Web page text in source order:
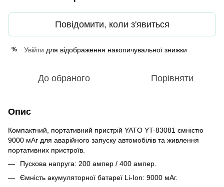
Повідомити, коли з'явиться
% Увійти для відображення накопичувальної знижки
До обраного Порівняти
Опис
Компактний, портативний пристрій YATO YT-83081 ємністю
9000 мАг для аварійного запуску автомобілів та живлення
портативних пристроїв.
Пускова напруга: 200 ампер / 400 ампер.
Ємність акумуляторної батареї Li-Ion: 9000 мАг.